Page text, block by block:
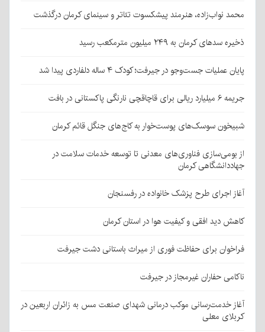
محمد نواب‌زاده، هنرمند پیشکسوت تئاتر و سینمای کرمان درگذشت
ذخیره سدهای کرمان به ۲۴۹ میلیون مترمکعب رسید
پایان عملیات جست‌وجو در جیرفت؛ کودک ۴ ساله دلفاردی پیدا شد
جریمه ۶ میلیارد ریالی برای قاچاقچی نارنگی پاکستانی در بافت
شبیخون سوسک‌های پوست‌خوار به کاج‌های جنگل قائم کرمان
از بومی‌سازی فناوری‌های معدنی تا توسعه خدمات سلامت در
جهاددانشگاهی کرمان
آغاز اجرای طرح پزشک خانواده در رفسنجان
کاهش دید افقی و کیفیت هوا در استان کرمان
فراخوان برای حفاظت فوری از میراث باستانی دشت جیرفت
ناکامی حفاران غیرمجاز در جیرفت
آغاز خدمت‌رسانی موکب درمانی شهدای صنعت مس به زائران اربعین در
کربلای معلی